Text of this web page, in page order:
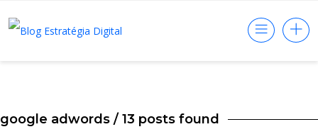
google adwords / 13 posts found